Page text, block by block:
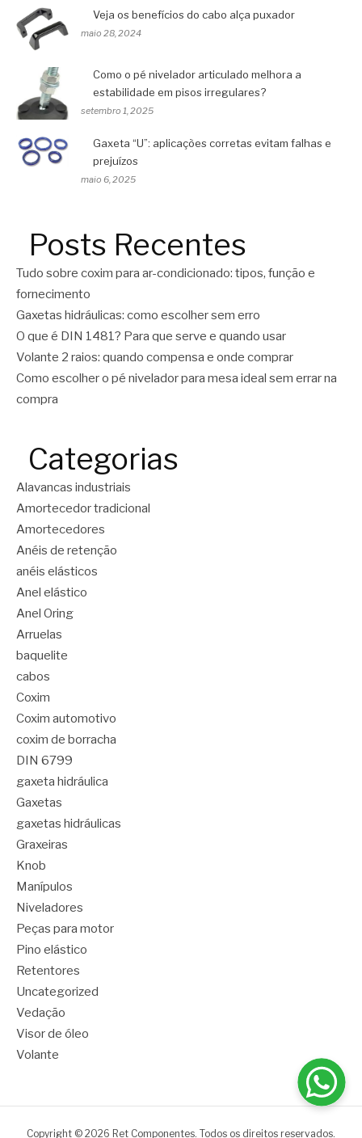
Veja os benefícios do cabo alça puxador
maio 28, 2024
Como o pé nivelador articulado melhora a
estabilidade em pisos irregulares?
setembro 1, 2025
Gaxeta “U”: aplicações corretas evitam falhas e
prejuízos
maio 6, 2025
Posts Recentes
Tudo sobre coxim para ar-condicionado: tipos, função e
fornecimento
Gaxetas hidráulicas: como escolher sem erro
O que é DIN 1481? Para que serve e quando usar
Volante 2 raios: quando compensa e onde comprar
Como escolher o pé nivelador para mesa ideal sem errar na
compra
Categorias
Alavancas industriais
Amortecedor tradicional
Amortecedores
Anéis de retenção
anéis elásticos
Anel elástico
Anel Oring
Arruelas
baquelite
cabos
Coxim
Coxim automotivo
coxim de borracha
DIN 6799
gaxeta hidráulica
Gaxetas
gaxetas hidráulicas
Graxeiras
Knob
Manípulos
Niveladores
Peças para motor
Pino elástico
Retentores
Uncategorized
Vedação
Visor de óleo
Volante
Copyright © 2026 Ret Componentes. Todos os direitos reservados.